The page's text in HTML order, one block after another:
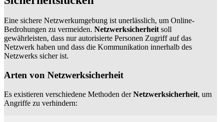
Eine sichere Netzwerkumgebung ist unerlässlich, um Online-
Bedrohungen zu vermeiden. Netzwerksicherheitsoll
gewährleisten, dass nur autorisierte Personen Zugriff auf das
Netzwerk haben und dass die Kommunikation innerhalb des
Netzwerks sicher ist.
Arten von Netzwerksicherheit
Es existieren verschiedene Methoden derNetzwerksicherheit, um
Angriffe zu verhindern: